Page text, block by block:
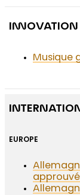
INNOVATION
Musique
EUROPE